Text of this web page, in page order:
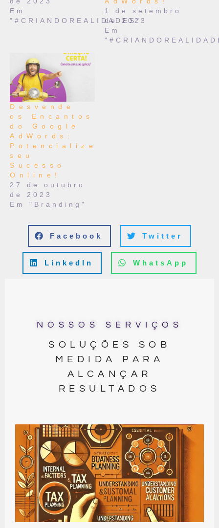
Em
"#CRIANDOREALIDADES"
1 de setembro
de 2023
Em
Desvende
os Encantos
do Google
AdWords:
Potencialize
seu
Sucesso
Online!
27 de outubro
de 2023
Em "Branding"
Facebook Twitter
LinkedIn WhatsApp
NOSSOS SERVIÇOS
SOLUÇÕES SOB
MEDIDA PARA
ALCANÇAR
RESULTADOS